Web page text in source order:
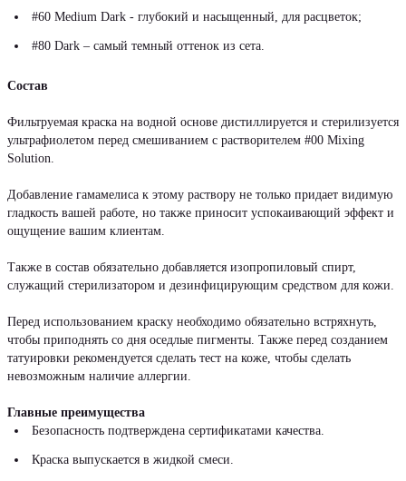
#60 Medium Dark - глубокий и насыщенный, для расцветок;
#80 Dark – самый темный оттенок из сета.
Состав
Фильтруемая краска на водной основе дистиллируется и стерилизуется
ультрафиолетом перед смешиванием с растворителем #00 Mixing
Solution.
Добавление гамамелиса к этому раствору не только придает видимую
гладкость вашей работе, но также приносит успокаивающий эффект и
ощущение вашим клиентам.
Также в состав обязательно добавляется изопропиловый спирт,
служащий стерилизатором и дезинфицирующим средством для кожи.
Перед использованием краску необходимо обязательно встряхнуть,
чтобы приподнять со дня оседлые пигменты. Также перед созданием
татуировки рекомендуется сделать тест на коже, чтобы сделать
невозможным наличие аллергии.
Главные преимущества
Безопасность подтверждена сертификатами качества.
Краска выпускается в жидкой смеси.